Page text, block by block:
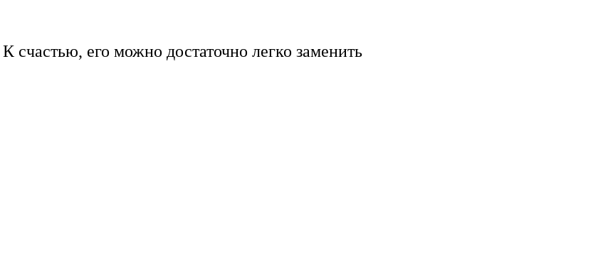
К счастью, его можно достаточно легко заменить